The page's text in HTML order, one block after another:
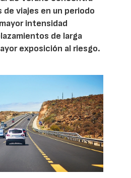
de viajes en un periodo
intensidad
de larga
exposición al riesgo.